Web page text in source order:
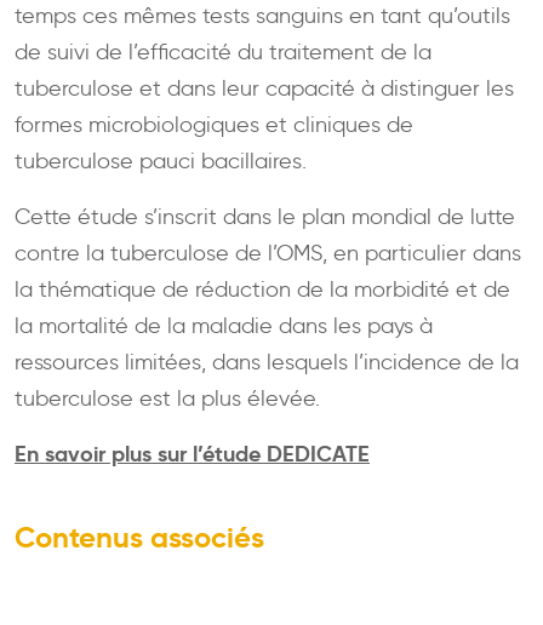
temps ces mêmes tests sanguins en tant qu’outils
de suivi de l’efficacité du traitement de la
tuberculose et dans leur capacité à distinguer les
formes microbiologiques et cliniques de
tuberculose pauci bacillaires.
Cette étude s’inscrit dans le plan mondial de lutte
contre la tuberculose de l’OMS, en particulier dans
la thématique de réduction de la morbidité et de
la mortalité de la maladie dans les pays à
ressources limitées, dans lesquels l’incidence de la
tuberculose est la plus élevée.
En savoir plus sur l’étude DEDICATE
Contenus associés